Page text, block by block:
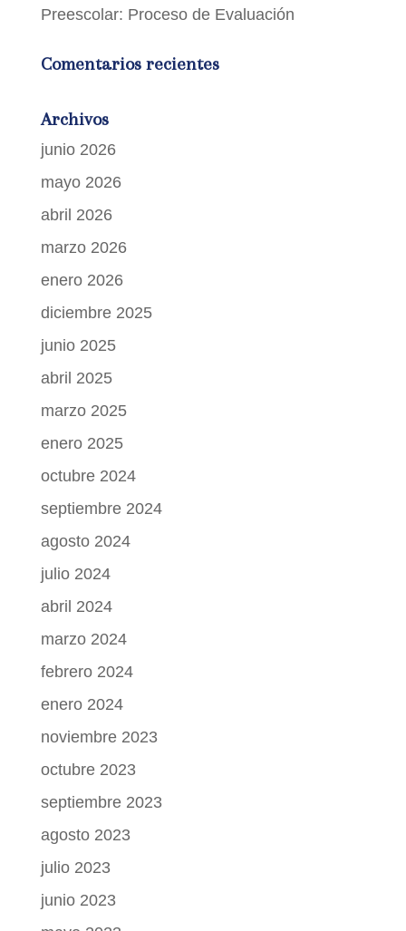
Preescolar: Proceso de Evaluación
Comentarios recientes
Archivos
junio 2026
mayo 2026
abril 2026
marzo 2026
enero 2026
diciembre 2025
junio 2025
abril 2025
marzo 2025
enero 2025
octubre 2024
septiembre 2024
agosto 2024
julio 2024
abril 2024
marzo 2024
febrero 2024
enero 2024
noviembre 2023
octubre 2023
septiembre 2023
agosto 2023
julio 2023
junio 2023